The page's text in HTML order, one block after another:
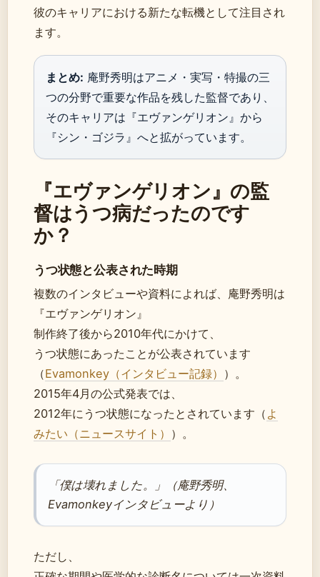
彼のキャリアにおける新たな転機として注目され
ます。
まとめ: 庵野秀明はアニメ・実写・特撮の三
つの分野で重要な作品を残した監督であり、
そのキャリアは『エヴァンゲリオン』から
『シン・ゴジラ』へと拡がっています。
『エヴァンゲリオン』の監
督はうつ病だったのです
か？
うつ状態と公表された時期
複数のインタビューや資料によれば、庵野秀明は
『エヴァンゲリオン』
制作終了後から2010年代にかけて、
うつ状態にあったことが公表されています
（Evamonkey（インタビュー記録） ）。
2015年4月の公式発表では、
2012年にうつ状態になったとされています（ よ
みたい（ニュースサイト） ）。
「僕は壊れました。」（庵野秀明、
Evamonkeyインタビューより）
ただし、